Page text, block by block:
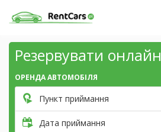
Резервувати онлайн
ОРЕНДА АВТОМОБІЛЯ
Пункт приймання
Дата приймання